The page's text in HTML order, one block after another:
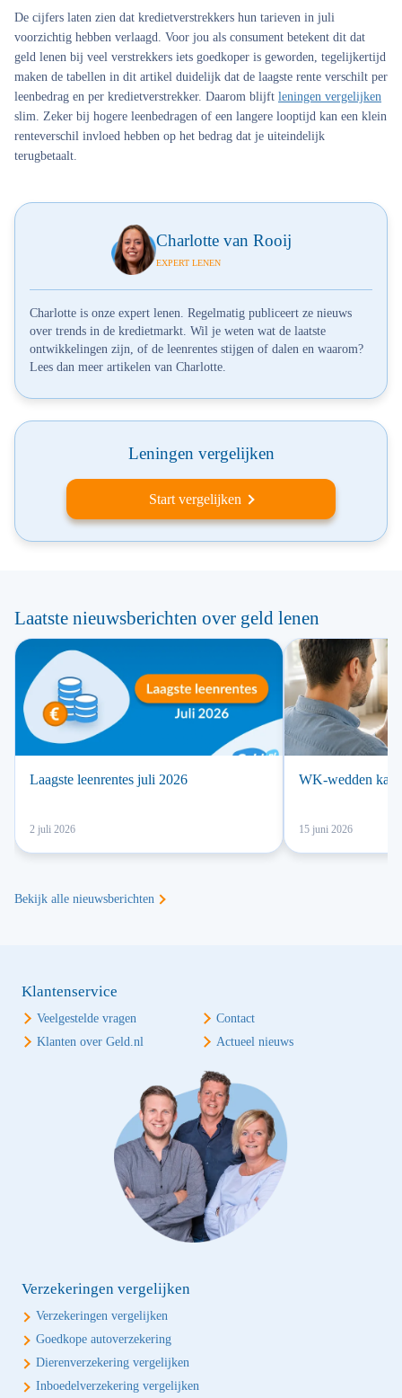
De cijfers laten zien dat kredietverstrekkers hun tarieven in juli
voorzichtig hebben verlaagd. Voor jou als consument betekent dit dat
geld lenen bij veel verstrekkers iets goedkoper is geworden, tegelijkertijd
maken de tabellen in dit artikel duidelijk dat de laagste rente verschilt per
leenbedrag en per kredietverstrekker. Daarom blijft leningen vergelijken
slim. Zeker bij hogere leenbedragen of een langere looptijd kan een klein
renteverschil invloed hebben op het bedrag dat je uiteindelijk
terugbetaalt.
Charlotte van Rooij
EXPERT LENEN
Charlotte is onze expert lenen. Regelmatig publiceert ze nieuws
over trends in de kredietmarkt. Wil je weten wat de laatste
ontwikkelingen zijn, of de leenrentes stijgen of dalen en waarom?
Lees dan meer artikelen van Charlotte.
Leningen vergelijken
Start vergelijken
Laatste nieuwsberichten over geld lenen
Laagste leenrentes juli 2026
2 juli 2026
WK-wedden kan
15 juni 2026
Bekijk alle nieuwsberichten
Klantenservice
Veelgestelde vragen
Contact
Klanten over Geld.nl
Actueel nieuws
Verzekeringen vergelijken
Verzekeringen vergelijken
Goedkope autoverzekering
Dierenverzekering vergelijken
Inboedelverzekering vergelijken